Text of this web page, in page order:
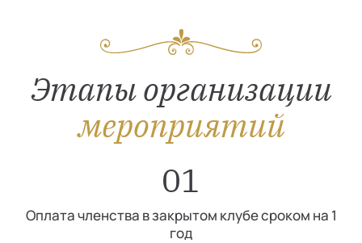
Этапы организации
мероприятий
01
Оплата членства в закрытом клубе сроком на 1
год